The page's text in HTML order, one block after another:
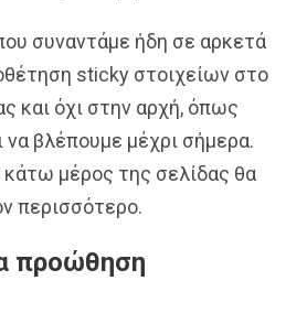
συναντάμε ήδη σε αρκετά
sticky στοιχείων στο
και όχι στην αρχή, όπως
να βλέπουμε μέχρι σήμερα.
κάτω μέρος της σελίδας θα
περισσότερο.
προώθηση